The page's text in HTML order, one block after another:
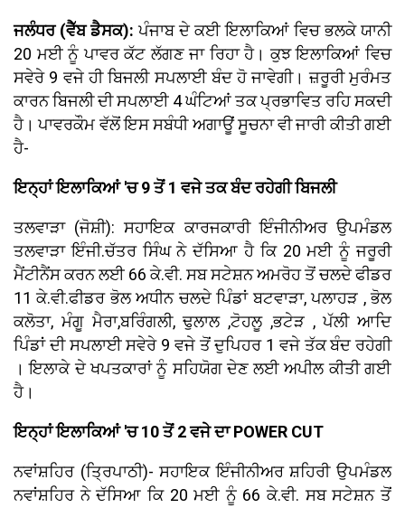
ਜਲੰਧਰ (ਵੈੱਬ ਡੈਸਕ): ਪੰਜਾਬ ਦੇ ਕਈ ਇਲਾਕਿਆਂ ਵਿਚ ਭਲਕੇ ਯਾਨੀ
20 ਮਈ ਨੂੰ ਪਾਵਰ ਕੱਟ ਲੱਗਣ ਜਾ ਰਿਹਾ ਹੈ। ਕੁਝ ਇਲਾਕਿਆਂ ਵਿਚ
ਸਵੇਰੇ 9 ਵਜੇ ਹੀ ਬਿਜਲੀ ਸਪਲਾਈ ਬੰਦ ਹੋ ਜਾਵੇਗੀ। ਜ਼ਰੂਰੀ ਮੁਰੰਮਤ
ਕਾਰਨ ਬਿਜਲੀ ਦੀ ਸਪਲਾਈ 4 ਘੰਟਿਆਂ ਤਕ ਪ੍ਰਭਾਵਿਤ ਰਹਿ ਸਕਦੀ
ਹੈ। ਪਾਵਰਕੌਮ ਵੱਲੋਂ ਇਸ ਸਬੰਧੀ ਅਗਾਊਂ ਸੂਚਨਾ ਵੀ ਜਾਰੀ ਕੀਤੀ ਗਈ
ਹੈ-
ਇਨ੍ਹਾਂ ਇਲਾਕਿਆਂ 'ਚ 9 ਤੋਂ 1 ਵਜੇ ਤਕ ਬੰਦ ਰਹੇਗੀ ਬਿਜਲੀ
ਤਲਵਾੜਾ (ਜੋਸ਼ੀ): ਸਹਾਇਕ ਕਾਰਜਕਾਰੀ ਇੰਜੀਨੀਅਰ ਉਪਮੰਡਲ
ਤਲਵਾੜਾ ਇੰਜੀ.ਚੱਤਰ ਸਿੰਘ ਨੇ ਦੱਸਿਆ ਹੈ ਕਿ 20 ਮਈ ਨੂੰ ਜਰੂਰੀ
ਮੈਂਟੀਨੈਂਸ ਕਰਨ ਲਈ 66 ਕੇ.ਵੀ. ਸਬ ਸਟੇਸ਼ਨ ਅਮਰੋਹ ਤੋਂ ਚਲਦੇ ਫੀਡਰ
11 ਕੇ.ਵੀ.ਫੀਡਰ ਭੋਲ ਅਧੀਨ ਚਲਦੇ ਪਿੰਡਾਂ ਬਟਵਾੜਾ, ਪਲਾਹੜ , ਭੋਲ
ਕਲੋਤਾ, ਮੰਗੂ ਮੈਰਾ,ਬਰਿੰਗਲੀ, ਢੁਲਾਲ ,ਟੋਹਲੂ ,ਭਟੇੜ , ਪੱਲੀ ਆਦਿ
ਪਿੰਡਾਂ ਦੀ ਸਪਲਾਈ ਸਵੇਰੇ 9 ਵਜੇ ਤੋਂ ਦੁਪਿਹਰ 1 ਵਜੇ ਤੱਕ ਬੰਦ ਰਹੇਗੀ
। ਇਲਾਕੇ ਦੇ ਖਪਤਕਾਰਾਂ ਨੂੰ ਸਹਿਯੋਗ ਦੇਣ ਲਈ ਅਪੀਲ ਕੀਤੀ ਗਈ
ਹੈ।
ਇਨ੍ਹਾਂ ਇਲਾਕਿਆਂ 'ਚ 10 ਤੋਂ 2 ਵਜੇ ਦਾ POWER CUT
ਨਵਾਂਸ਼ਹਿਰ (ਤ੍ਰਿਪਾਠੀ)- ਸਹਾਇਕ ਇੰਜੀਨੀਅਰ ਸ਼ਹਿਰੀ ਉਪਮੰਡਲ
ਨਵਾਂਸ਼ਹਿਰ ਨੇ ਦੱਸਿਆ ਕਿ 20 ਮਈ ਨੂੰ 66 ਕੇ.ਵੀ. ਸਬ ਸਟੇਸ਼ਨ ਤੋਂ